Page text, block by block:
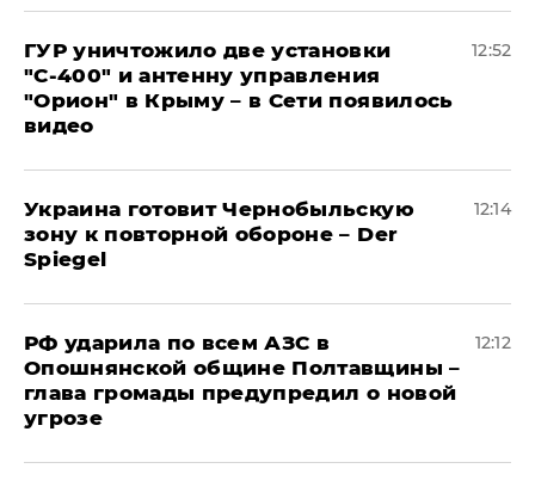
ГУР уничтожило две установки
"С‑400" и антенну управления
"Орион" в Крыму – в Сети появилось
видео
12:52
Украина готовит Чернобыльскую
зону к повторной обороне – Der
Spiegel
12:14
РФ ударила по всем АЗС в
Опошнянской общине Полтавщины –
глава громады предупредил о новой
угрозе
12:12